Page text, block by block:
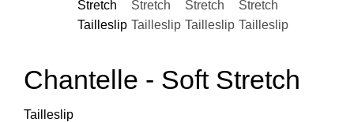
Chantelle - Soft Stretch
Tailleslip